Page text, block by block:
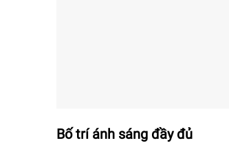
Bố trí ánh sáng đầy đủ